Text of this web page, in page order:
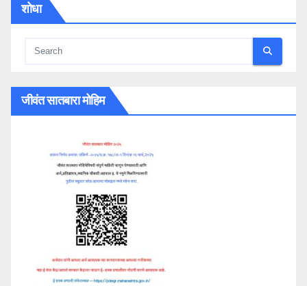
शोधा
जीवंत सातबारा मोहिम